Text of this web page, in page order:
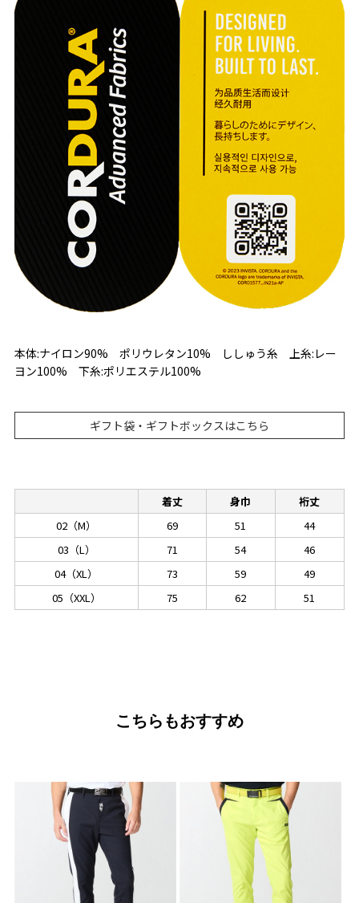
本体:ナイロン90% ポリウレタン10% ししゅう糸 上糸:レー
ヨン100% 下糸:ポリエステル100%
ギフト袋・ギフトボックスはこちら
着丈 身巾
裄丈
02（M）
69 51
44
03（L）
71 54
46
04（XL）
73 59
49
05（XXL）
75 62 51
こちらもおすすめ